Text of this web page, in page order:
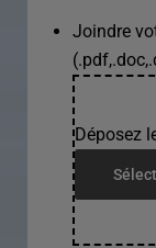
Joindre
Déposez